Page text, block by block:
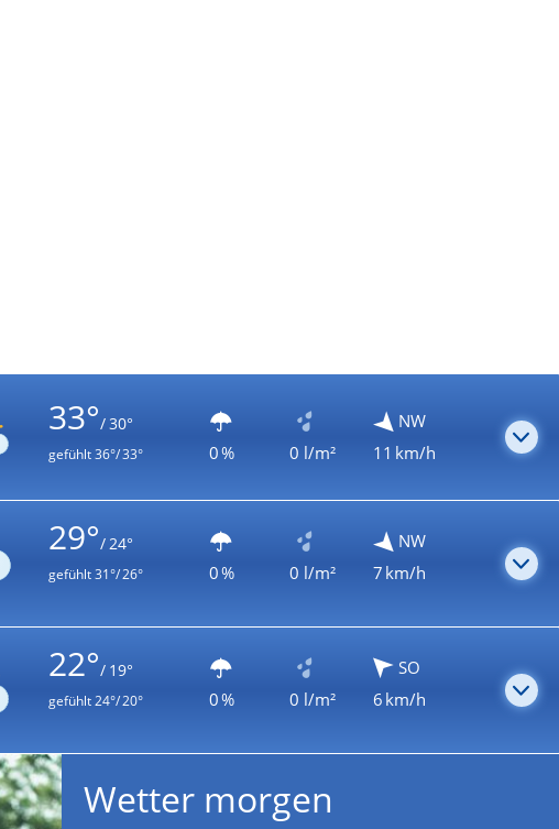
33°/ 30°
gefühlt36°/ 33° 0 % 0 l/m²
NW
11 km/h
29°/ 24°
gefühlt31°/ 26° 0 % 0 l/m²
NW
7 km/h
22°/ 19°
gefühlt24°/ 20° 0 % 0 l/m²
SO
6 km/h
Wetter morgen